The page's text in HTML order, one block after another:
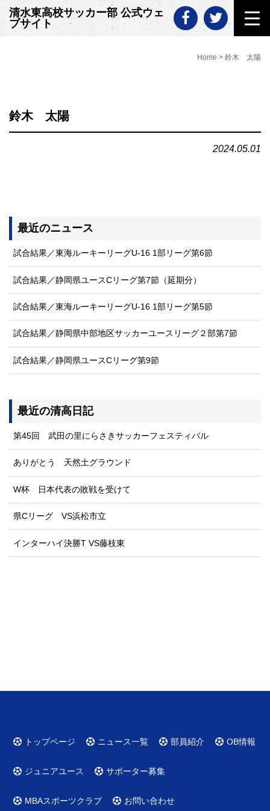
Skip
to
content
清水東高校サッカー部 公式ウェ
ブサイト
Home > 鈴木 太陽
鈴木 太陽
2024.05.01
最近のニュース
試合結果／東海ルーキーリーグU-16 1部リーグ第6節
試合結果／静岡県ユースCリーグ第7節（延期分）
試合結果／東海ルーキーリーグU-16 1部リーグ第5節
試合結果／静岡県中部地区サッカーユースリーグ２部第7節
試合結果／静岡県ユースCリーグ第9節
最近の清高日記
第45回 武田の里にらさきサッカーフェスティバル
ありがとう 天然土グラウンド
W杯 日本代表の敗戦を受けて
県Cリーグ VS浜松市立
インターハイ決勝T VS藤枝東
トップページ ニュース一覧 部員紹介 OB情報
ジュニアユース サポーター募集
MBAスポーツクラブ お問い合わせ